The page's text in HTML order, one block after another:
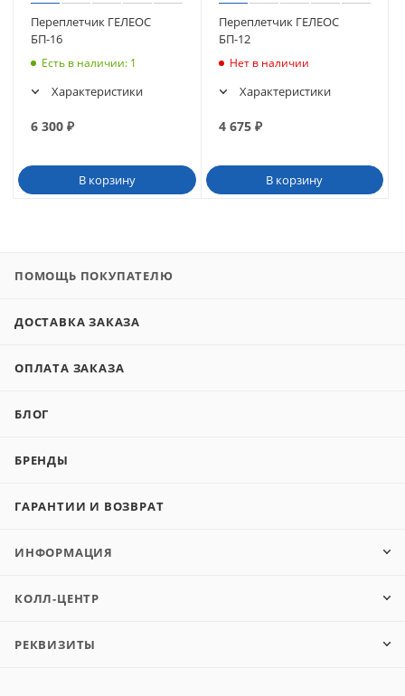
Переплетчик ГЕЛЕОС
БП-16
Есть в наличии: 1
Характеристики
6 300 ₽
В корзину
Переплетчик ГЕЛЕОС
БП-12
Нет в наличии
Характеристики
4 675₽
В корзину
ПОМОЩЬ ПОКУПАТЕЛЮ
ДОСТАВКА ЗАКАЗА
ОПЛАТА ЗАКАЗА
БЛОГ
БРЕНДЫ
ГАРАНТИИ И ВОЗВРАТ
ИНФОРМАЦИЯ
КОЛЛ-ЦЕНТР
РЕКВИЗИТЫ